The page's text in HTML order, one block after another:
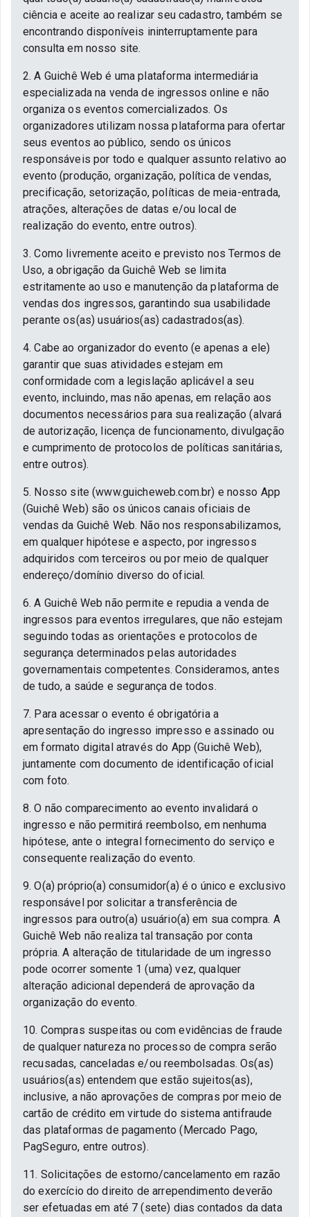
ciência e aceite ao realizar seu cadastro, também se
encontrando disponíveis ininterruptamente para
consulta em nosso site.
2. A Guichê Web é uma plataforma intermediária
especializada na venda de ingressos online e não
organiza os eventos comercializados. Os
organizadores utilizam nossa plataforma para ofertar
seus eventos ao público, sendo os únicos
responsáveis por todo e qualquer assunto relativo ao
evento (produção, organização, política de vendas,
precificação, setorização, políticas de meia-entrada,
atrações, alterações de datas e/ou local de
realização do evento, entre outros).
3. Como livremente aceito e previsto nos Termos de
Uso, a obrigação da Guichê Web se limita
estritamente ao uso e manutenção da plataforma de
vendas dos ingressos, garantindo sua usabilidade
perante os(as) usuários(as) cadastrados(as).
4. Cabe ao organizador do evento (e apenas a ele)
garantir que suas atividades estejam em
conformidade com a legislação aplicável a seu
evento, incluindo, mas não apenas, em relação aos
documentos necessários para sua realização (alvará
de autorização, licença de funcionamento, divulgação
e cumprimento de protocolos de políticas sanitárias,
entre outros).
5. Nosso site (www.guicheweb.com.br) e nosso App
(Guichê Web) são os únicos canais oficiais de
vendas da Guichê Web. Não nos responsabilizamos,
em qualquer hipótese e aspecto, por ingressos
adquiridos com terceiros ou por meio de qualquer
endereço/domínio diverso do oficial.
6. A Guichê Web não permite e repudia a venda de
ingressos para eventos irregulares, que não estejam
seguindo todas as orientações e protocolos de
segurança determinados pelas autoridades
governamentais competentes. Consideramos, antes
de tudo, a saúde e segurança de todos.
7. Para acessar o evento é obrigatória a
apresentação do ingresso impresso e assinado ou
em formato digital através do App (Guichê Web),
juntamente com documento de identificação oficial
com foto.
8. O não comparecimento ao evento invalidará o
ingresso e não permitirá reembolso, em nenhuma
hipótese, ante o integral fornecimento do serviço e
consequente realização do evento.
9. O(a) próprio(a) consumidor(a) é o único e exclusivo
responsável por solicitar a transferência de
ingressos para outro(a) usuário(a) em sua compra. A
Guichê Web não realiza tal transação por conta
própria. A alteração de titularidade de um ingresso
pode ocorrer somente 1 (uma) vez, qualquer
alteração adicional dependerá de aprovação da
organização do evento.
10. Compras suspeitas ou com evidências de fraude
de qualquer natureza no processo de compra serão
recusadas, canceladas e/ou reembolsadas. Os(as)
usuários(as) entendem que estão sujeitos(as),
inclusive, a não aprovações de compras por meio de
cartão de crédito em virtude do sistema antifraude
das plataformas de pagamento (Mercado Pago,
PagSeguro, entre outros).
11. Solicitações de estorno/cancelamento em razão
do exercício do direito de arrependimento deverão
ser efetuadas em até 7 (sete) dias contados da data